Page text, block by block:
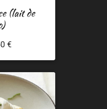
(lait de
€